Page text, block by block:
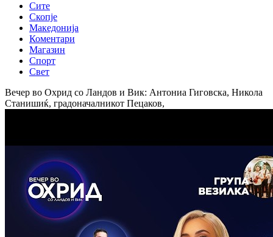
Сите
Скопје
Македонија
Коментари
Магазин
Спорт
Свет
Вечер во Охрид со Ландов и Вик: Антониа Гиговска, Никола
Станишиќ, градоначалникот Пецаков,